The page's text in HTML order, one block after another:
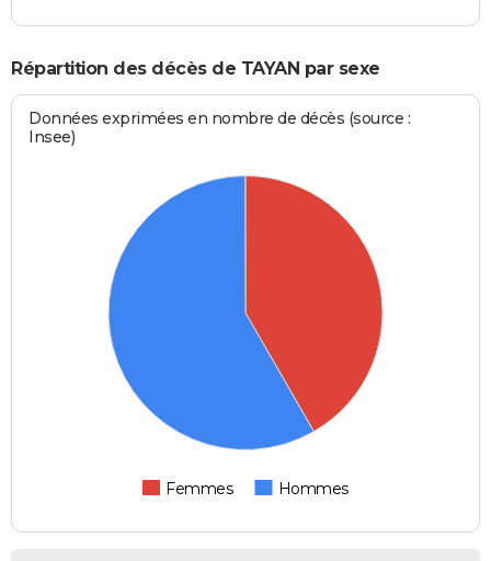
Répartition des décès de TAYAN par sexe
Données exprimées en nombre de décès (source :
Insee)
Femmes Hommes